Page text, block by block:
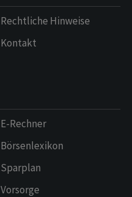
Rechtliche Hinweise
Kontakt
E-Rechner
Börsenlexikon
Sparplan
Vorsorge